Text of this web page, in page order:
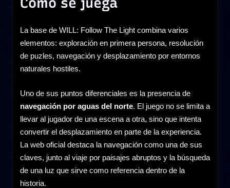
La base de WILL: Follow The Light combina varios
elementos: exploración en primera persona, resolución
de puzles, navegación y desplazamiento por entornos
naturales hostiles.
Uno de sus puntos diferenciales es la presencia de
navegación por aguas del norte. El juego no se limita a
llevar al jugador de una escena a otra, sino que intenta
convertir el desplazamiento en parte de la experiencia.
La web oficial destaca la navegación como una de sus
claves, junto al viaje por paisajes abruptos y la búsqueda
de una luz que sirve como referencia dentro de la
historia.